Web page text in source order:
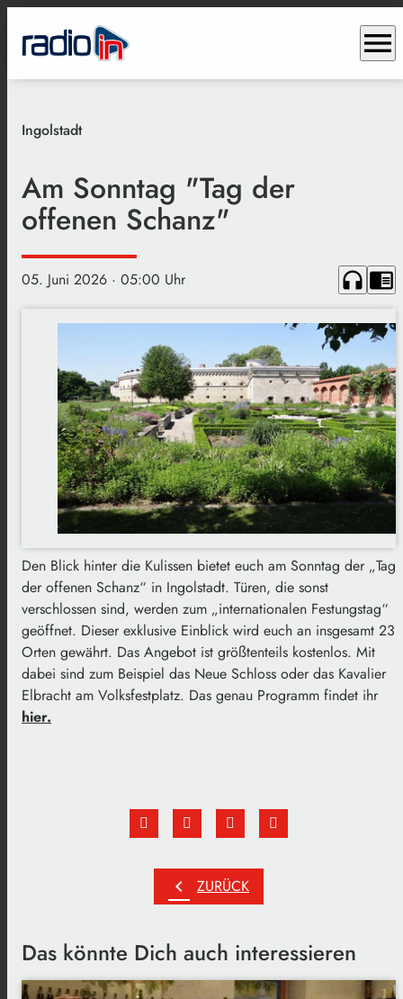
menu
Ingolstadt
Am Sonntag "Tag der
offenen Schanz"
05. Juni 2026 · 05:00 Uhr headphones chrome_reader_mode
Den Blick hinter die Kulissen bietet euch am Sonntag der „Tag
der offenen Schanz“ in Ingolstadt. Türen, die sonst
verschlossen sind, werden zum „internationalen Festungstag“
geöffnet. Dieser exklusive Einblick wird euch an insgesamt 23
Orten gewährt. Das Angebot ist größtenteils kostenlos. Mit
dabei sind zum Beispiel das Neue Schloss oder das Kavalier
Elbracht am Volksfestplatz. Das genau Programm findet ihr
hier.
chevron_left ZURÜCK
Das könnte Dich auch interessieren